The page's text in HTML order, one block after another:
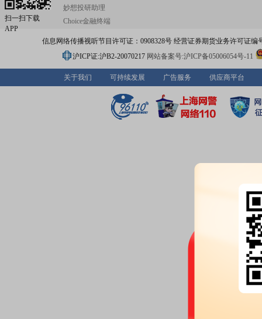
2026-07-11
公告：2026年07月11日发布
公司格拉默2026年半年度业绩预
2026-07-10
亿股，质押总笔数11笔
《
行融资提供担保的公告》
扫一扫下载
APP
妙想投研助理
Choice金融终端
信息网络传播视听节目许可证：0908328号 经营证券期货业务许可证编
沪ICP证:沪B2-20070217 网站备案号:沪ICP备05006054号-11
关于我们 可持续发展 广告服务 供应商平台